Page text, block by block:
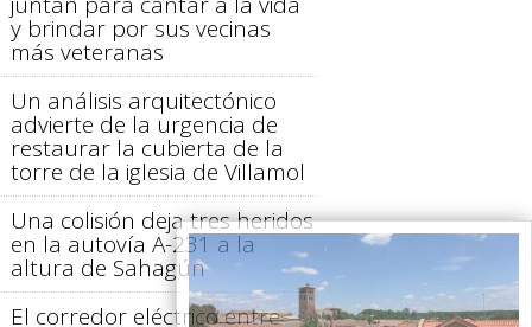
y brindar por sus vecinas
más veteranas
Un análisis arquitectónico
advierte de la urgencia de
restaurar la cubierta de la
torre de la iglesia de Villamol
Una colisión deja tres heridos
en la autovía A-231 a la
altura de Sahagún
El corredor eléctrico entre